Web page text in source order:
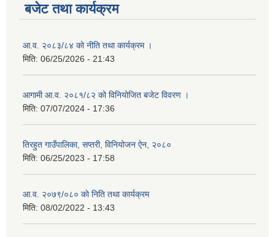
बजेट तथा कार्यक्रम
आ.व. २०८३/८४ को नीति तथा कार्यक्रम ।
मिति: 06/25/2026 - 21:43
आगामी आ.व. २०८१/८२ को विनियोजित बजेट विवरण ।
मिति: 07/07/2024 - 17:36
तिरहुत गाउँपालिका, सप्तरी, विनियोजन ऐन, २०८०
मिति: 06/25/2023 - 17:58
आ.व. २०७९/०८० काे निति तथा कार्यक्रम
मिति: 08/02/2022 - 13:43